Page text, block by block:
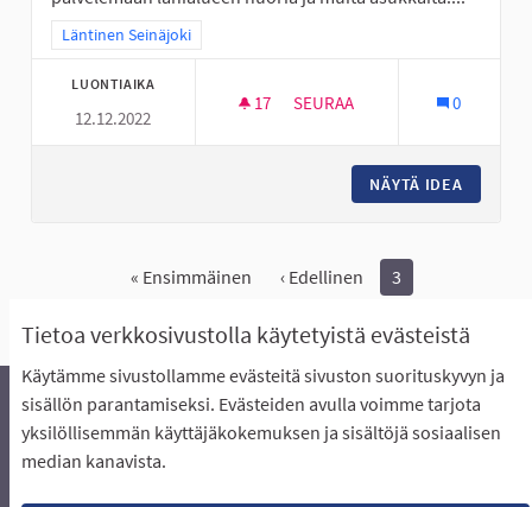
Tietoa verkkosivustolla käytetyistä evästeistä
Käytämme sivustollamme evästeitä sivuston suorituskyvyn ja
sisällön parantamiseksi. Evästeiden avulla voimme tarjota
yksilöllisemmän käyttäjäkokemuksen ja sisältöjä sosiaalisen
median kanavista.
Rajaa tulokset teeman mukaan: Läntinen Seinäjoki
Läntinen Seinäjoki
LUONTIAIKA
12.12.2022
17 17 SEURAAJAA
SEURAA 0
NÄYTÄ IDEA
« Ensimmäinen ‹ Edellinen 3
Näytä kaikki peruutetut ideat
Äänestyksen pikaohjeet
Usein kysytyt kysymykset
Näin äänestät Asukasbudjetissa